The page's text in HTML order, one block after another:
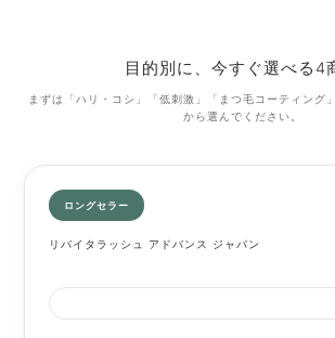
目的別に、今すぐ選べる4
まずは「ハリ・コシ」「低刺激」「まつ毛コーティング
から選んでください。
ロングセラー
リバイタラッシュ アドバンス ジャパン